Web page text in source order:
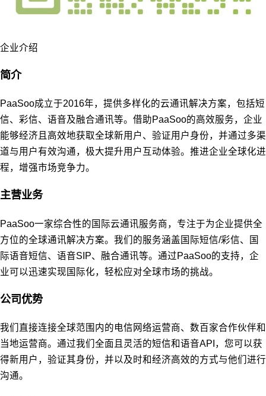
企业介绍
简介
PaaSoo成立于2016年，提供多样化的云通讯解决方案，包括短
信、彩信、语音及融合通讯等。借助PaaSoo的高效服务，企业
能够经济且高效地获取全球新用户、验证用户身份，并通过多渠
道与用户有效沟通，极大提升用户互动体验。推进企业全球化进
程，增强市场竞争力。
主营业务
PaaSoo一家综合性的国际云通讯服务商，专注于为企业提供全
方位的全球通讯解决方案。我们的服务涵盖国际短信/彩信、国
际语音短信、语音SIP、融合通讯等。通过PaaSoo的支持，企
业可以迅速实现国际化，轻松应对全球市场的挑战。
公司优势
我们直接连接全球范围内的电信网络运营商、数百家合作伙伴和
当地运营商。通过我们全面且灵活的短信和语音API，您可以获
得新用户，验证其身份，并以及时和经济高效的方式与他们进行
沟通。